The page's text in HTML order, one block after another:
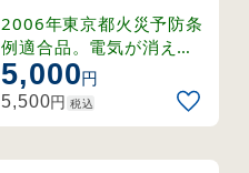
東京都条例適合品 非常
口・右矢印 (68043)
2006年東京都火災予防条
例適合品。電気が消えて
も長時間光り、地下鉄駅
舎などの避難誘導をサポ
ートします。
5,000円
5,500円 税込